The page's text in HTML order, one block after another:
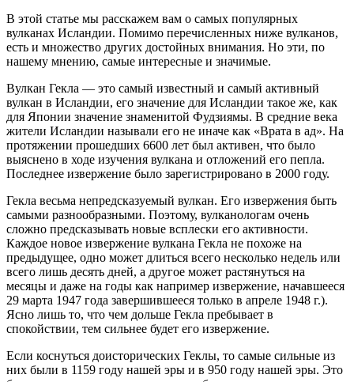
В этой статье мы расскажем вам о самых популярных
вулканах Исландии. Помимо перечисленных ниже вулканов,
есть и множество других достойных внимания. Но эти, по
нашему мнению, самые интересные и значимые.
Вулкан Гекла — это самый известный и самый активный
вулкан в Исландии, его значение для Исландии такое же, как
для Японии значение знаменитой Фудзиямы. В средние века
жители Исландии называли его не иначе как «Врата в ад». На
протяжении прошедших 6600 лет был активен, что было
выяснено в ходе изучения вулкана и отложений его пепла.
Последнее извержение было зарегистрировано в 2000 году.
Гекла весьма непредсказуемый вулкан. Его извержения быть
самыми разнообразными. Поэтому, вулканологам очень
сложно предсказывать новые всплески его активности.
Каждое новое извержение вулкана Гекла не похоже на
предыдущее, одно может длиться всего несколько недель или
всего лишь десять дней, а другое может растянуться на
месяцы и даже на годы как например извержение, начавшееся
29 марта 1947 года завершившееся только в апреле 1948 г.).
Ясно лишь то, что чем дольше Гекла пребывает в
спокойствии, тем сильнее будет его извержение.
Если коснуться доисторических Геклы, то самые сильные из
них были в 1159 году нашей эры и в 950 году нашей эры. Это